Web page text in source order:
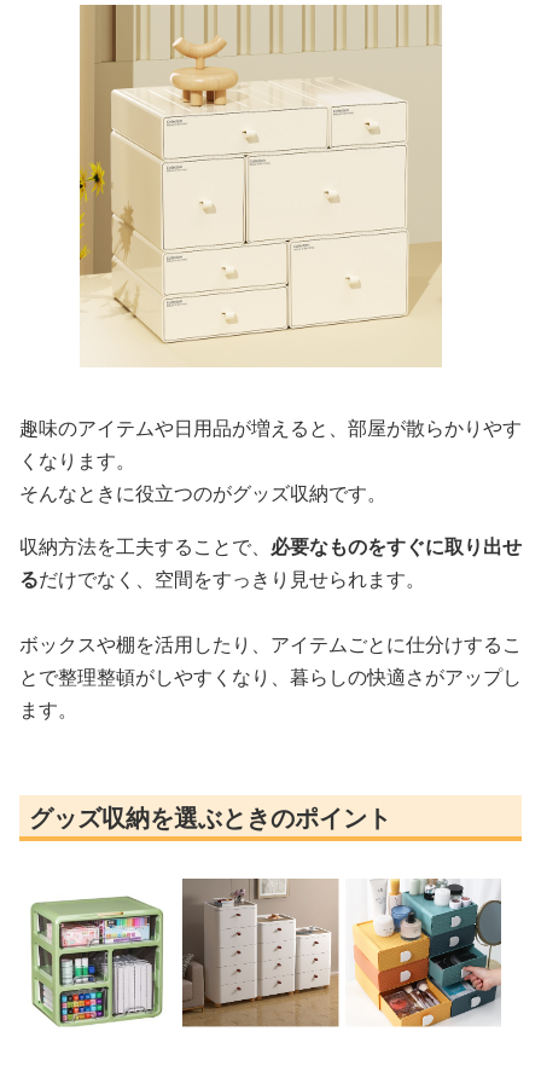
趣味のアイテムや日用品が増えると、部屋が散らかりやす
くなります。
そんなときに役立つのがグッズ収納です。
収納方法を工夫することで、 必要なものをすぐに取り出せ
るだけでなく、空間をすっきり見せられます。
ボックスや棚を活用したり、アイテムごとに仕分けするこ
とで整理整頓がしやすくなり、暮らしの快適さがアップし
ます。
グッズ収納を選ぶときのポイント